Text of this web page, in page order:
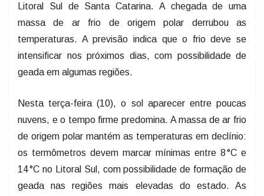
Litoral Sul de Santa Catarina. A chegada de uma
massa de ar frio de origem polar derrubou as
temperaturas. A previsão indica que o frio deve se
intensificar nos próximos dias, com possibilidade de
geada em algumas regiões.
Nesta terça-feira (10), o sol aparecer entre poucas
nuvens, e o tempo firme predomina. A massa de ar frio
de origem polar mantém as temperaturas em declínio:
os termômetros devem marcar mínimas entre 8 °C e
14 °C no Litoral Sul, com possibilidade de formação de
geada nas regiões mais elevadas do estado. As